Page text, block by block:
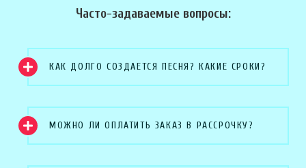
Часто-задаваемые вопросы:
КАК ДОЛГО СОЗДАЕТСЯ ПЕСНЯ? КАКИЕ СРОКИ?
МОЖНО ЛИ ОПЛАТИТЬ ЗАКАЗ В РАССРОЧКУ?